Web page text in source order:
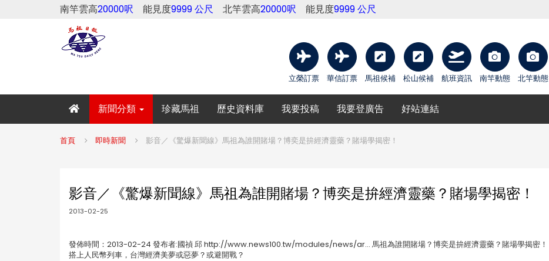
南竿雲高20000呎 能見度9999 公尺 北竿雲高20000呎 能見度9999 公尺
立榮訂票 華信訂票 馬祖候補 松山候補 航班資訊 南竿動態 北竿動態
新聞分類 珍藏馬祖 歷史資料庫 我要投稿 我要登廣告 好站連結
首頁 即時新聞 影音／《驚爆新聞線》馬祖為誰開賭場？博奕是拚經濟靈藥？賭場學揭密！
影音／《驚爆新聞線》馬祖為誰開賭場？博奕是拚經濟靈藥？賭場學揭密！
2013-02-25
發佈時間：2013-02-24 發布者:國禎 邱 http://www.news100.tw/modules/news/ar... 馬祖為誰開賭場？博奕是拚經濟靈藥？賭場學揭密！
搭上人民幣列車，台灣經濟美夢或惡夢？或避開戰？